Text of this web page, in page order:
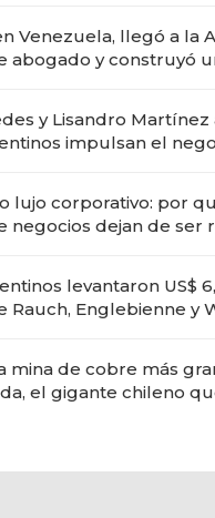
Venezuela, llegó a la
abogado y construyó
y Lisandro Martínez
impulsan el
lujo corporativo: por
negocios dejan de ser
levantaron US$
Rauch, Englebienne y
mina de cobre más
el gigante chileno